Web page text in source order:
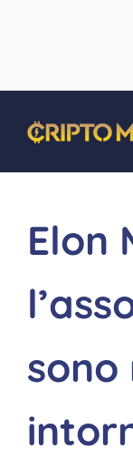
contenuto
Elon
sono